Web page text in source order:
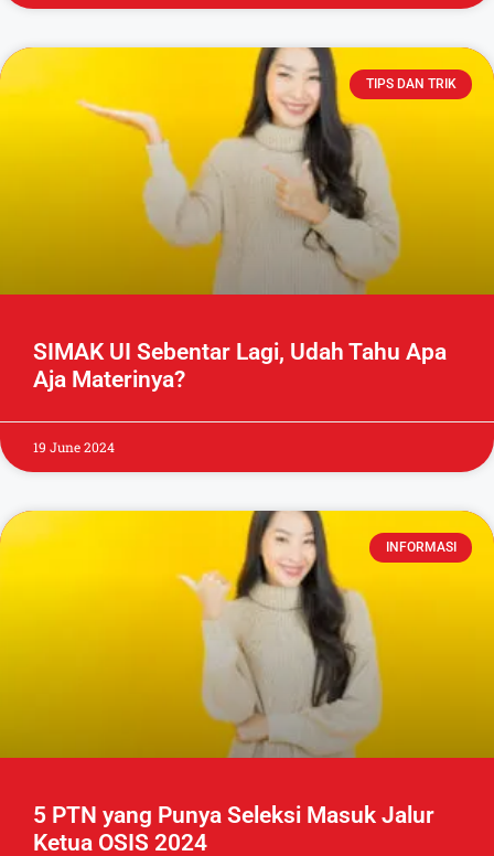
TIPS DAN TRIK
SIMAK UI Sebentar Lagi, Udah Tahu Apa
Aja Materinya?
19 June 2024
INFORMASI
5 PTN yang Punya Seleksi Masuk Jalur
Ketua OSIS 2024